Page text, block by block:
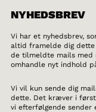
NYHEDSBREV
Vi har et nyhedsbrev,
altid framelde dig dette
de tilmeldte mails med
omhandle nyt indhold
Vi vil kun sende dig
dette. Det kræver i
vi efterfølgende